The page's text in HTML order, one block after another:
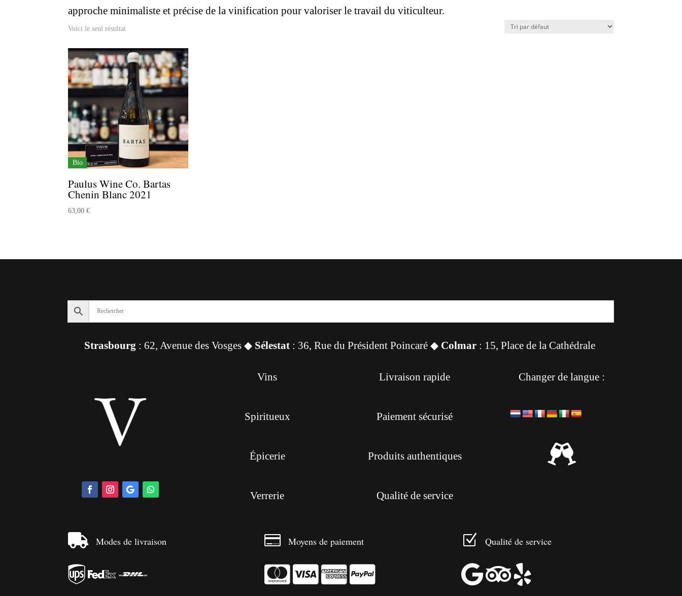
approche minimaliste et précise de la vinification pour valoriser le travail du viticulteur.
Voici le seul résultat
Bio
Paulus Wine Co. Bartas
Chenin Blanc 2021
63,00€
Strasbourg : 62, Avenue des Vosges ◆ Sélestat : 36, Rue du Président Poincaré ◆ Colmar : 15, Place de la Cathédrale
Vins
Spiritueux
Épicerie
Verrerie
Livraison rapide
Paiement sécurisé
Produits authentiques
Qualité de service
Changer de langue :

 Modes de livraison

 Moyens de paiement
  
Z Qualité de service
